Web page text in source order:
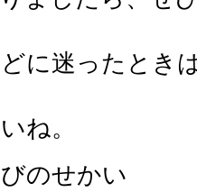
に迷ったとき
ね。
のせかい